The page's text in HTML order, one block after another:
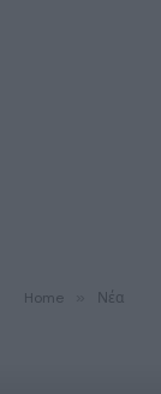
Home Νέα